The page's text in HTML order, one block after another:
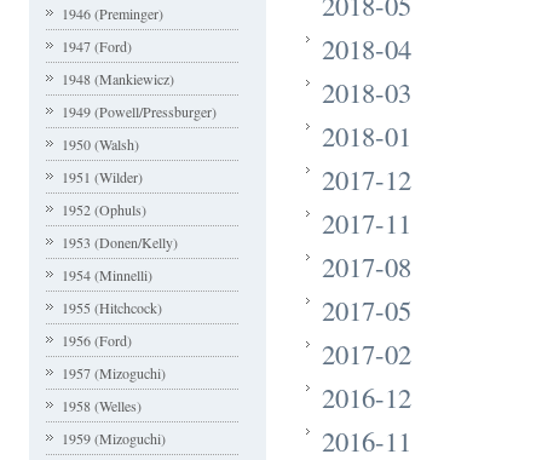
1946 (Preminger)
1947 (Ford)
1948 (Mankiewicz)
1949 (Powell/Pressburger)
1950 (Walsh)
1951 (Wilder)
1952 (Ophuls)
1953 (Donen/Kelly)
1954 (Minnelli)
1955 (Hitchcock)
1956 (Ford)
1957 (Mizoguchi)
1958 (Welles)
1959 (Mizoguchi)
2018-04
2018-03
2018-01
2017-12
2017-11
2017-08
2017-05
2017-02
2016-12
2016-11